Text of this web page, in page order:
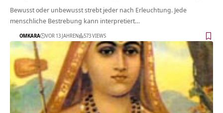
Bewusst oder unbewusst strebt jeder nach Erleuchtung. Jede
menschliche Bestrebung kann interpretiert…
OMKARA VOR 13 JAHREN 573 VIEWS